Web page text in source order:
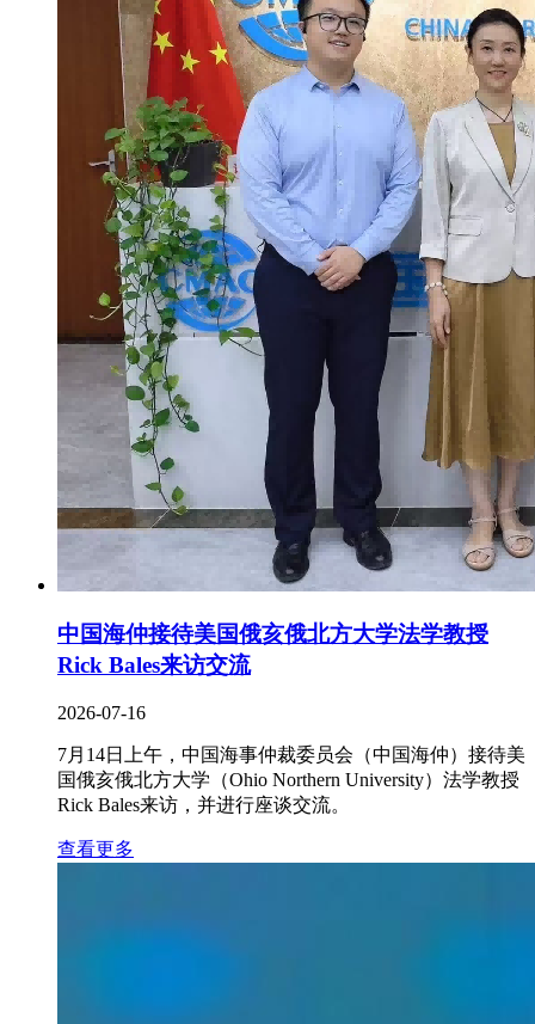
中国海仲接待美国俄亥俄北方大学法学教授
Rick Bales来访交流
2026-07-16
7月14日上午，中国海事仲裁委员会（中国海仲）接待美
国俄亥俄北方大学（Ohio Northern University）法学教授
Rick Bales来访，并进行座谈交流。
查看更多